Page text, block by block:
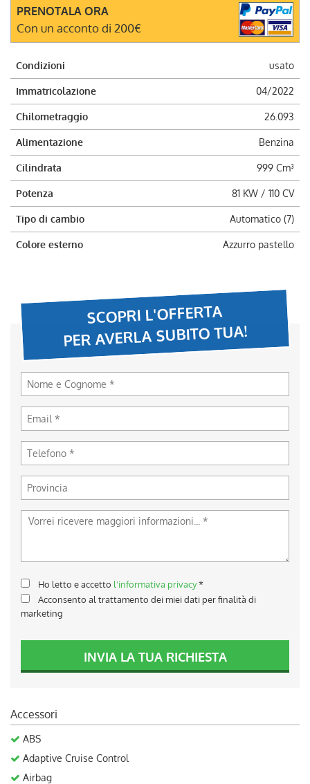
PRENOTALA ORA
Con un acconto di 200€
Condizioni usato
Immatricolazione 04/2022
Chilometraggio 26.093
Alimentazione Benzina
Cilindrata 999 Cm³
Potenza 81 KW / 110 CV
Tipo di cambio Automatico (7)
Colore esterno Azzurro pastello
SCOPRI L'OFFERTA
PER AVERLA SUBITO TUA!
Ho letto e accetto l'informativa privacy*
Acconsento al trattamento dei miei dati per finalità di
marketing
INVIA LA TUA RICHIESTA
Accessori
ABS
Adaptive Cruise Control
Airbag
questi
strumenti
di
si
rimanda
alla
policy.
Puoi
e
modificare
le
tue
scelte
in
qualsiasi
Cookie necessari
Cookie per il miglioramento dell'esperienza utente
Cookie analitici
Cookie di marketing
cookie
policy
le